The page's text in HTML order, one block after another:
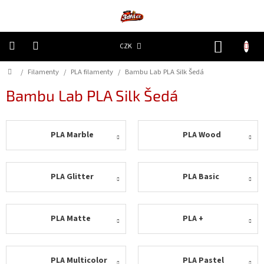
CZK
díly
ceny
Domů
/ Filamenty / PLA filamenty / Bambu Lab PLA Silk Šedá
Bambu Lab PLA Silk Šedá
PLA Marble PLA Wood
PLA Glitter PLA Basic
PLA Matte PLA +
PLA Multicolor PLA Pastel